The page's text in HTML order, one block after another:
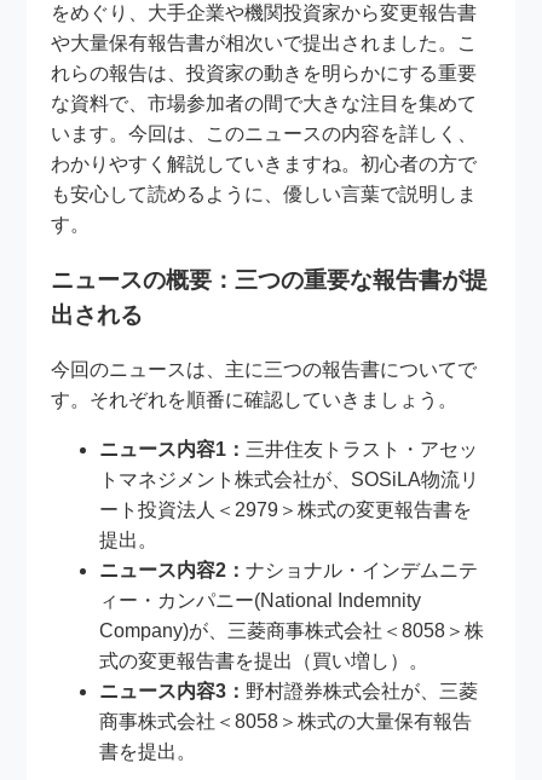
をめぐり、大手企業や機関投資家から変更報告書
や大量保有報告書が相次いで提出されました。こ
れらの報告は、投資家の動きを明らかにする重要
な資料で、市場参加者の間で大きな注目を集めて
います。今回は、このニュースの内容を詳しく、
わかりやすく解説していきますね。初心者の方で
も安心して読めるように、優しい言葉で説明しま
す。
ニュースの概要：三つの重要な報告書が提
出される
今回のニュースは、主に三つの報告書についてで
す。それぞれを順番に確認していきましょう。
ニュース内容1：三井住友トラスト・アセッ
トマネジメント株式会社が、SOSiLA物流リ
ート投資法人＜2979＞株式の変更報告書を
提出。
ニュース内容2：ナショナル・インデムニテ
ィー・カンパニー(National Indemnity
Company)が、三菱商事株式会社＜8058＞株
式の変更報告書を提出（買い増し）。
ニュース内容3： 野村證券株式会社が、三菱
商事株式会社＜8058＞株式の大量保有報告
書を提出。